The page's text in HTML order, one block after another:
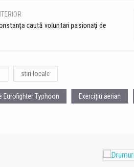
caută voluntari pasionați de
stiri locale
Eurofighter Typhoon Exercițiu aerian